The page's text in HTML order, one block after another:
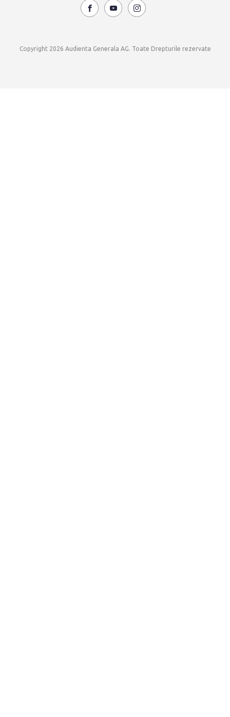
Copyright 2026 Audienta Generala AG. Toate Drepturile rezervate